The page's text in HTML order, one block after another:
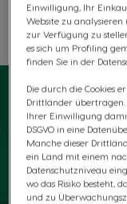
Einwilligung, Ihr
Website zu
zur Verfügung zu
es sich um Profiling
finden Sie in der
Die durch die Cookies
Drittländer übertragen.
Ihrer Einwilligung
DSGVO in eine
Manche dieser
ein Land mit einem
Datenschutzniveau
wo das Risiko besteht,
und zu